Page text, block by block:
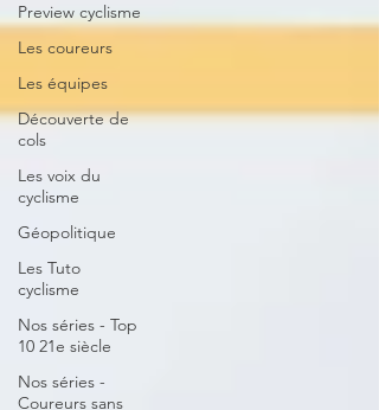
Preview cyclisme
Les coureurs
Les équipes
Découverte de
cols
Les voix du
cyclisme
Géopolitique
Les Tuto
cyclisme
Nos séries - Top
10 21e siècle
Nos séries -
Coureurs sans